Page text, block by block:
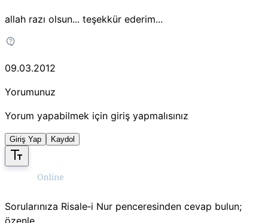
allah razı olsun... teşekkür ederim...
09.03.2012
Yorumunuz
Yorum yapabilmek için giriş yapmalısınız
Giriş Yap Kaydol
Sorularınıza Risale‑i Nur penceresinden cevap bulun;